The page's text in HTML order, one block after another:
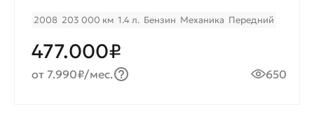
2008 203 000 км 1.4 л. Бензин Механика Передний
477.000₽
от 7.990₽/мес. 650